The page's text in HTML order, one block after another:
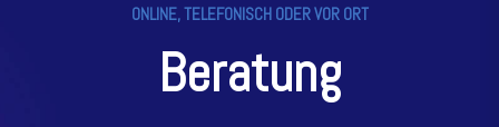
ONLINE, TELEFONISCH ODER VOR ORT
Beratung